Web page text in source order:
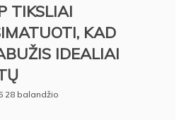
TIKSLIAI
KAD
IDEALIAI
28 balandžio